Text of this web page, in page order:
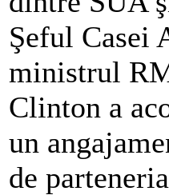
Şeful Casei
ministrul
Clinton a
un
de